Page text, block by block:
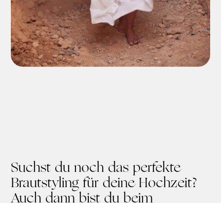
Suchst du noch das perfekte
Brautstyling für deine Hochzeit?
Auch dann bist du beim